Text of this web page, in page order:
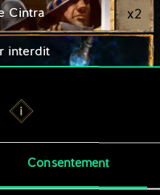
Consentement
Cintra x2
interdit